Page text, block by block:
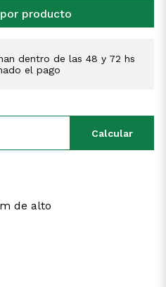
producto
dentro de las 48 y 72 hs
el pago
Calcular
de alto